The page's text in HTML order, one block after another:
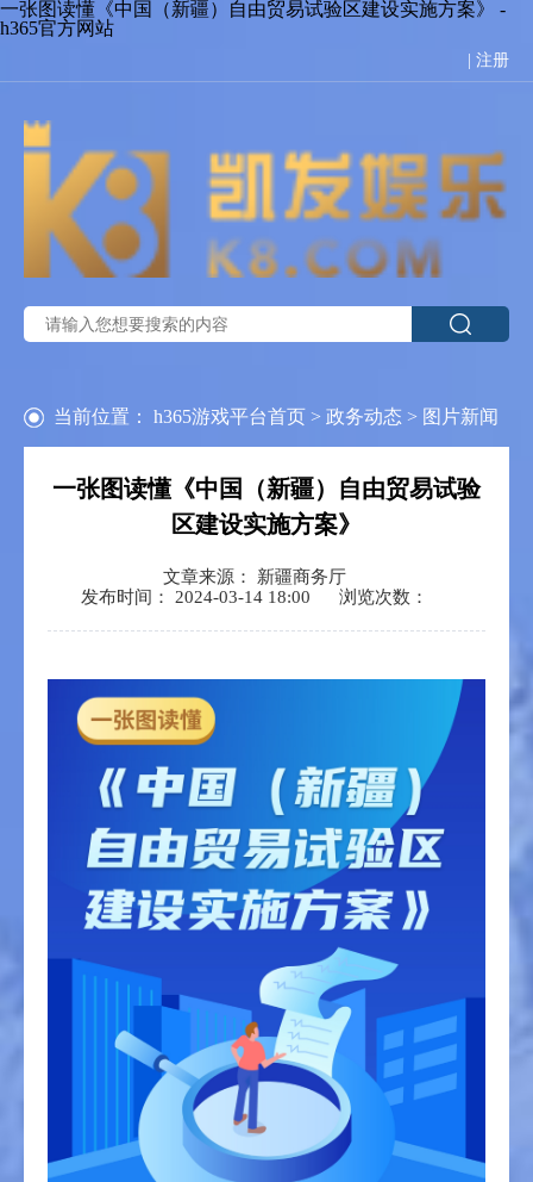
一张图读懂《中国（新疆）自由贸易试验区建设实施方案》 -
h365官方网站
注册
当前位置： h365游戏平台首页 > 政务动态 > 图片新闻
一张图读懂《中国（新疆）自由贸易试验
区建设实施方案》
文章来源： 新疆商务厅
发布时间： 2024-03-14 18:00
浏览次数：